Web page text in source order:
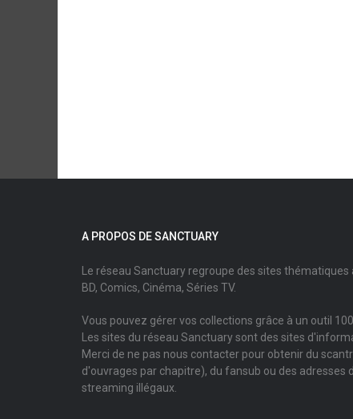
A PROPOS DE SANCTUARY
Le réseau Sanctuary regroupe des sites
BD, Comics, Cinéma, Séries TV.
Vous pouvez gérer vos collections grâce à un outil
Les sites du réseau Sanctuary sont des sites
Merci de ne pas nous contacter pour obtenir du
d'ouvrages par chapitre), du fansub ou des adresses
streaming illégaux.